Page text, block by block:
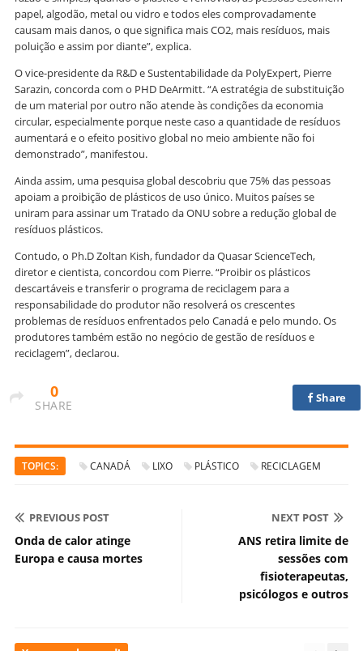
papel, algodão, metal ou vidro e todos eles comprovadamente
causam mais danos, o que significa mais CO2, mais resíduos, mais
poluição e assim por diante”, explica.
O vice-presidente da R&D e Sustentabilidade da PolyExpert, Pierre
Sarazin, concorda com o PHD DeArmitt. “A estratégia de substituição
de um material por outro não atende às condições da economia
circular, especialmente porque neste caso a quantidade de resíduos
aumentará e o efeito positivo global no meio ambiente não foi
demonstrado”, manifestou.
Ainda assim, uma pesquisa global descobriu que 75% das pessoas
apoiam a proibição de plásticos de uso único. Muitos países se
uniram para assinar um Tratado da ONU sobre a redução global de
resíduos plásticos.
Contudo, o Ph.D Zoltan Kish, fundador da Quasar ScienceTech,
diretor e cientista, concordou com Pierre. “Proibir os plásticos
descartáveis ​​e transferir o programa de reciclagem para a
responsabilidade do produtor não resolverá os crescentes
problemas de resíduos enfrentados pelo Canadá e pelo mundo. Os
produtores também estão no negócio de gestão de resíduos e
reciclagem”, declarou.
0
SHARE
Share
TOPICS: CANADÁ LIXO PLÁSTICO RECICLAGEM
PREVIOUS POST
Onda de calor atinge
Europa e causa mortes
NEXT POST
ANS retira limite de
sessões com
fisioterapeutas,
psicólogos e outros